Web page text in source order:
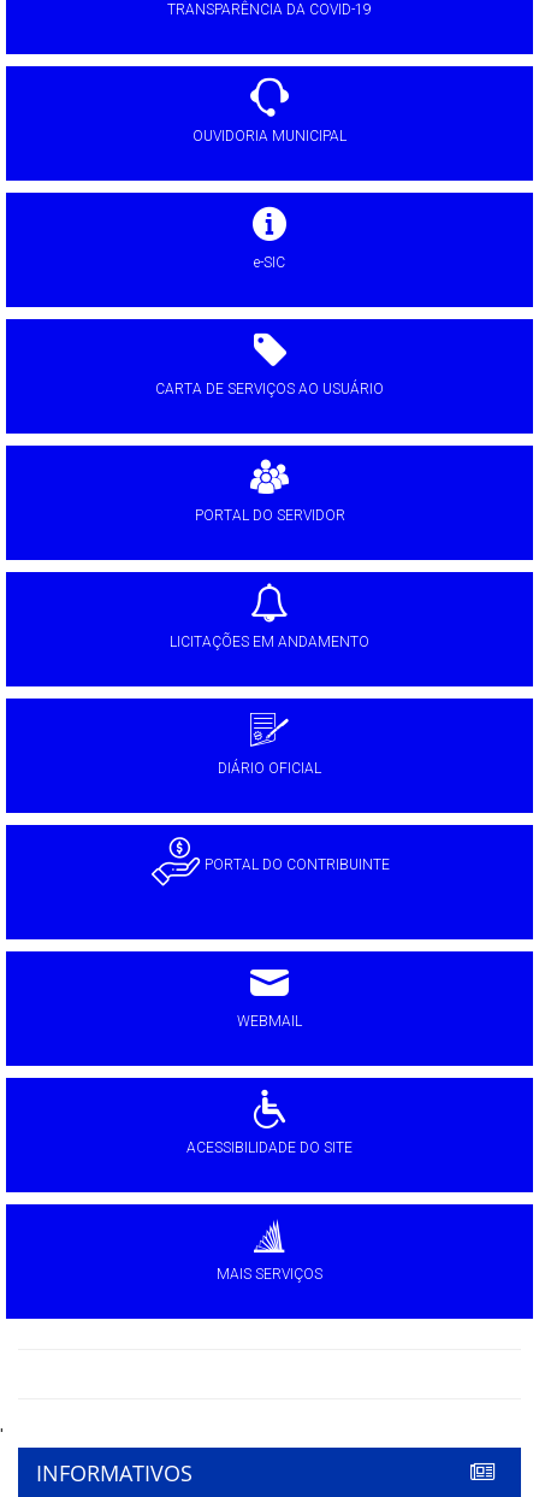
TRANSPARÊNCIA DA COVID-19
OUVIDORIA MUNICIPAL
e-SIC
CARTA DE SERVIÇOS AO USUÁRIO
PORTAL DO SERVIDOR
LICITAÇÕES EM ANDAMENTO
DIÁRIO OFICIAL
PORTAL DO CONTRIBUINTE
WEBMAIL
ACESSIBILIDADE DO SITE
MAIS SERVIÇOS
'
INFORMATIVOS